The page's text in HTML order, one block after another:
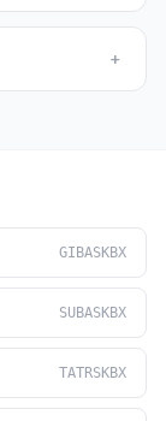
+
GIBASKBX
SUBASKBX
TATRSKBX